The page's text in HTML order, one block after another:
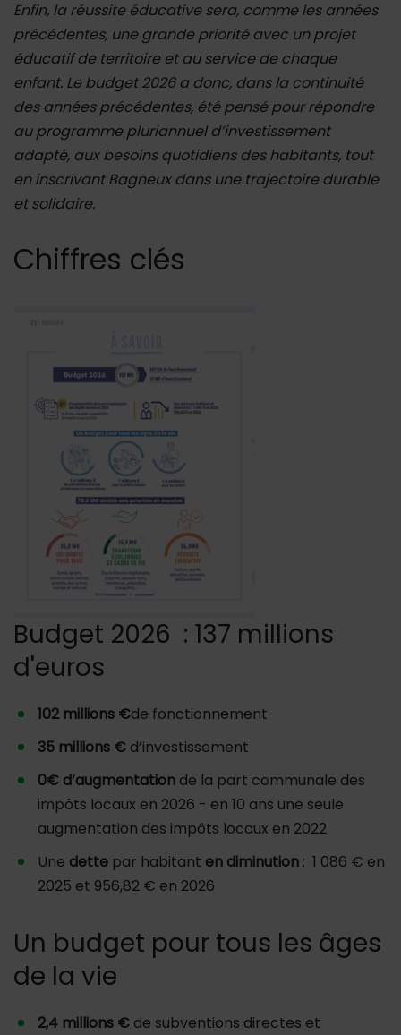
Enfin, la réussite éducative sera, comme les années
précédentes, une grande priorité avec un projet
éducatif de territoire et au service de chaque
enfant. Le budget 2026 a donc, dans la continuité
des années précédentes, été pensé pour répondre
au programme pluriannuel d’investissement
adapté, aux besoins quotidiens des habitants, tout
en inscrivant Bagneux dans une trajectoire durable
et solidaire.
Chiffres clés
Budget 2026 : 137 millions
d'euros
102 millions €de fonctionnement
35 millions € d’investissement
0€ d’augmentation de la part communale des
impôts locaux en 2026 - en 10 ans une seule
augmentation des impôts locaux en 2022
Une dette par habitant en diminution : 1 086 € en
2025 et 956,82 € en 2026
Un budget pour tous les âges
de la vie
2,4 millions € de subventions directes et